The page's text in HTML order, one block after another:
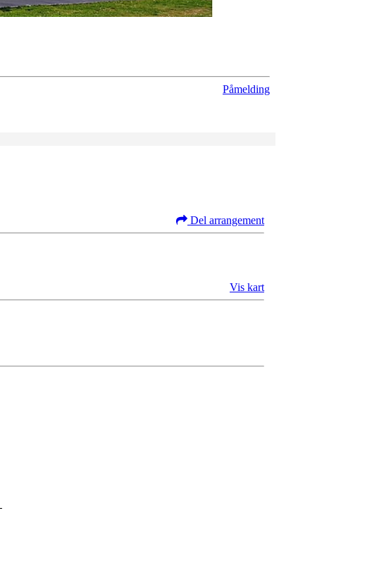
Påmelding
Del arrangement
Vis kart